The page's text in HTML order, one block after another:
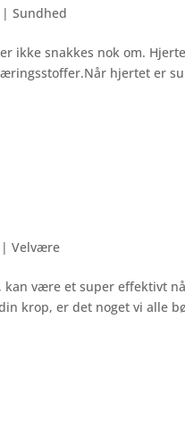
|Sundhed
ikke snakkes nok om.
hjertet er
|Velvære
kan være et super effektivt
krop, er det noget vi alle